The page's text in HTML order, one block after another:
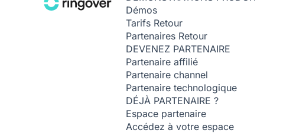
Démos
Tarifs Retour
Partenaires Retour
DEVENEZ PARTENAIRE
Partenaire affilié
Partenaire channel
Partenaire technologique
DÉJÀ PARTENAIRE ?
Espace partenaire
Accédez à votre espace